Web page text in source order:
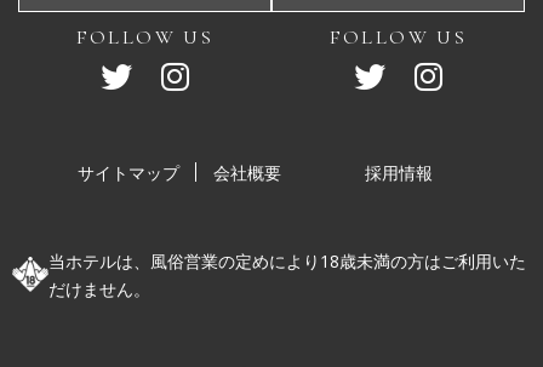
FOLLOW US FOLLOW US
サイトマップ 会社概要 採用情報
当ホテルは、風俗営業の定めにより18歳未満の方はご利用いた
だけません。